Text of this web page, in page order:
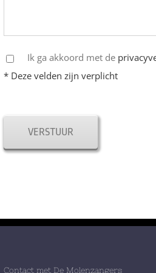
Ik ga akkoord met de
* Deze velden zijn verplicht
Contact met De Molenzangers